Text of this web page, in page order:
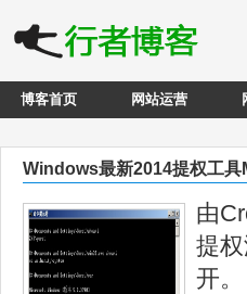
博客首页 网站运营
Windows最新2014提权工具
由
提
开